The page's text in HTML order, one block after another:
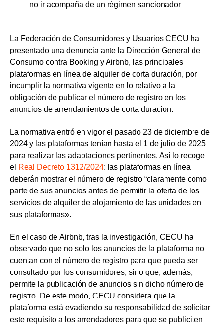
no ir acompaña de un régimen sancionador
La Federación de Consumidores y Usuarios CECU ha
presentado una denuncia ante la Dirección General de
Consumo contra Booking y Airbnb, las principales
plataformas en línea de alquiler de corta duración, por
incumplir la normativa vigente en lo relativo a la
obligación de publicar el número de registro en los
anuncios de arrendamientos de corta duración.
La normativa entró en vigor el pasado 23 de diciembre de
2024 y las plataformas tenían hasta el 1 de julio de 2025
para realizar las adaptaciones pertinentes. Así lo recoge
el Real Decreto 1312/2024: las plataformas en línea
deberán mostrar el número de registro “claramente como
parte de sus anuncios antes de permitir la oferta de los
servicios de alquiler de alojamiento de las unidades en
sus plataformas».
En el caso de Airbnb, tras la investigación, CECU ha
observado que no solo los anuncios de la plataforma no
cuentan con el número de registro para que pueda ser
consultado por los consumidores, sino que, además,
permite la publicación de anuncios sin dicho número de
registro. De este modo, CECU considera que la
plataforma está evadiendo su responsabilidad de solicitar
este requisito a los arrendadores para que se publiciten